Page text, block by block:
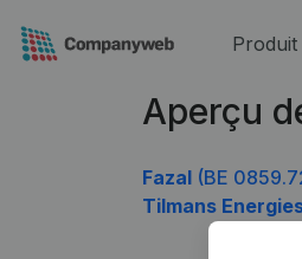
Produit
Aperçu
Fazal (BE
Tilmans